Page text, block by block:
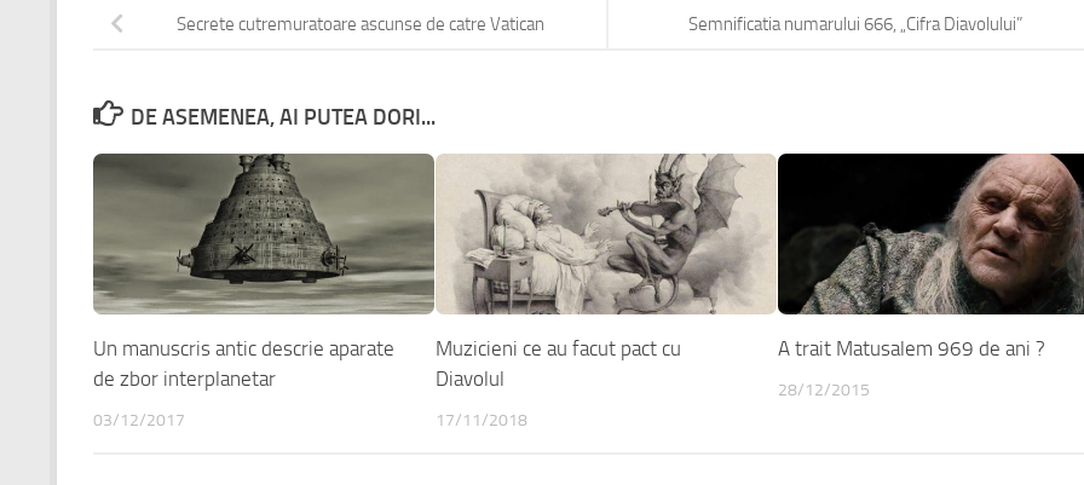
Semnificatia numarului 666, „Cifra Diavolului”
Secrete cutremuratoare ascunse de catre Vatican
DE ASEMENEA, AI PUTEA DORI...
Un manuscris antic descrie aparate
de zbor interplanetar
03/12/2017
Muzicieni ce au facut pact cu
Diavolul
17/11/2018
A trait Matusalem 969 de ani ?
28/12/2015